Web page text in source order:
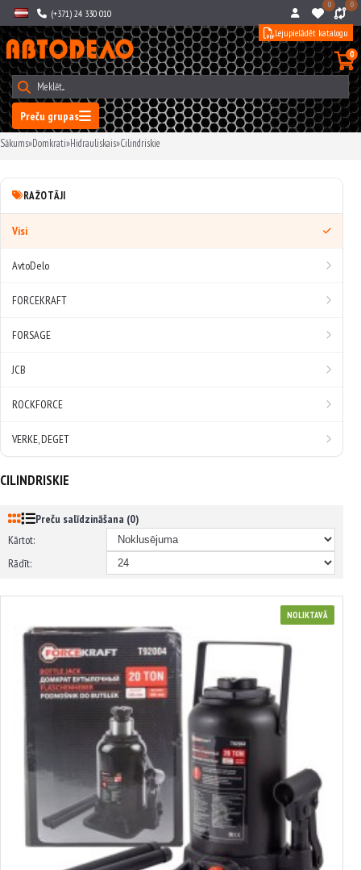
(+371) 24 330 010
0 0
Preču grupas
0
Lejupielādēt katalogu
Sākums»Domkrati»Hidrauliskais»Cilindriskie
RAŽOTĀJI
Visi
AvtoDelo
FORCEKRAFT
FORSAGE
JCB
ROCKFORCE
VERKE, DEGET
CILINDRISKIE
Preču salīdzināšana (0)
Kārtot:
Rādīt:
NOLIKTAVĀ
hidrauliskais domkrats. 2T, 148-278 mm FORCEKRAFT, T90204 (DS)